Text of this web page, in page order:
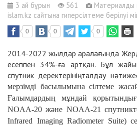
3 ай бұрын 561
Материалды
islam.kz сайтына гиперсілтеме берілуі
0 0 0
2014-2022 жылдар аралағында
есеппен 34%-ға артқан. Бұл
спутник деректерінің талдау
мерзімді басылымына сілтеме
Ғалымдардың мұндай
NOAA-20 және NOAA-21
Infrared Imaging Radiometer Suite)